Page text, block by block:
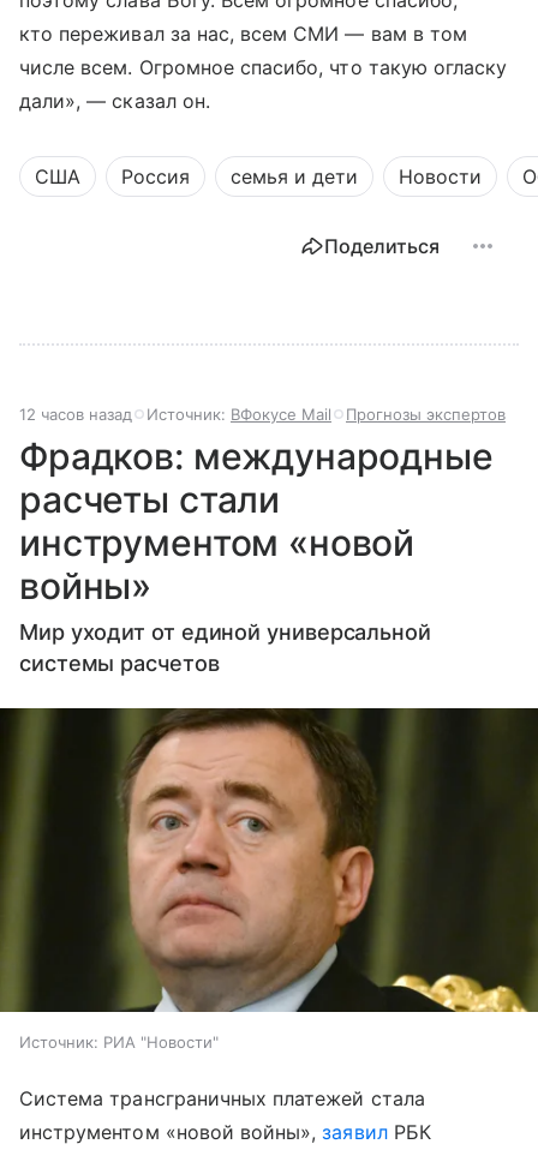
кто переживал за нас, всем СМИ — вам в том
числе всем. Огромное спасибо, что такую огласку
дали», — сказал он.
США Россия семья и дети Новости
Поделиться
12 часов назад Источник: ВФокусе Mail Прогнозы экспертов
Фрадков: международные
расчеты стали
инструментом «новой
войны»
Мир уходит от единой универсальной
системы расчетов
Источник: РИА "Новости"
Система трансграничных платежей стала
инструментом «новой войны»,заявилРБК